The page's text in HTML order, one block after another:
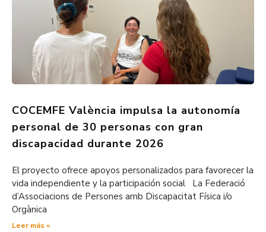
COCEMFE València impulsa la autonomía
personal de 30 personas con gran
discapacidad durante 2026
El proyecto ofrece apoyos personalizados para favorecer la
vida independiente y la participación social La Federació
d’Associacions de Persones amb Discapacitat Física i/o
Orgànica
Leer más »